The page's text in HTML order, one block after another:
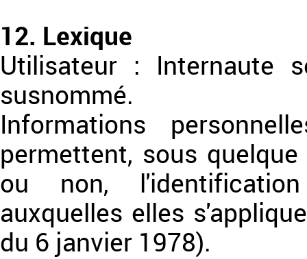
12. Lexique
Utilisateur : Internaute
susnommé.
Informations
permettent, sous
ou non,
auxquelles elles
du 6 janvier 1978).